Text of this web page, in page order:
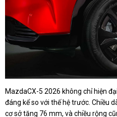
MazdaCX-5 2026 không chỉ hiện
đáng kể so với thế hệ trước. Chiều
cơ sở tăng 76 mm, và chiều rộng